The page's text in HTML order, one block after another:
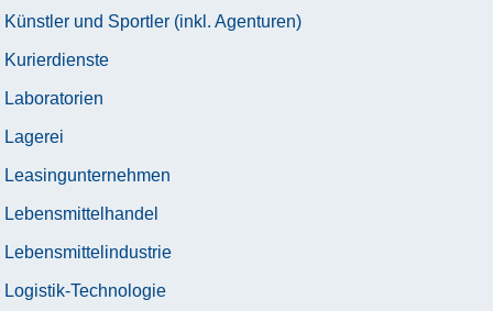
Künstler und Sportler (inkl. Agenturen)
Kurierdienste
Laboratorien
Lagerei
Leasingunternehmen
Lebensmittelhandel
Lebensmittelindustrie
Logistik-Technologie